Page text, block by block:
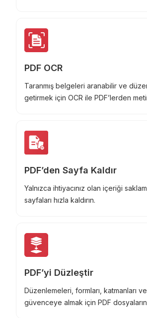
PDF OCR
Taranmış belgeleri aranabilir ve
getirmek için OCR ile PDF’lerden
PDF’den Sayfa Kaldır
Yalnızca ihtiyacınız olan içeriği
sayfaları hızla kaldırın.
PDF’yi Düzleştir
Düzenlemeleri, formları, katmanları ve
güvenceye almak için PDF